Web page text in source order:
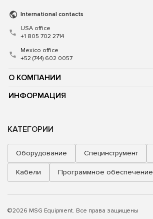
О КОМПАНИИ
ИНФОРМАЦИЯ
International contacts
USA office
+1 805 702 2714
Mexico office
+52 (744) 602 0057
КАТЕГОРИИ
Оборудование Специнструмент
Кабели Программное обеспечение
©2026 MSG Equipment. Все права защищены